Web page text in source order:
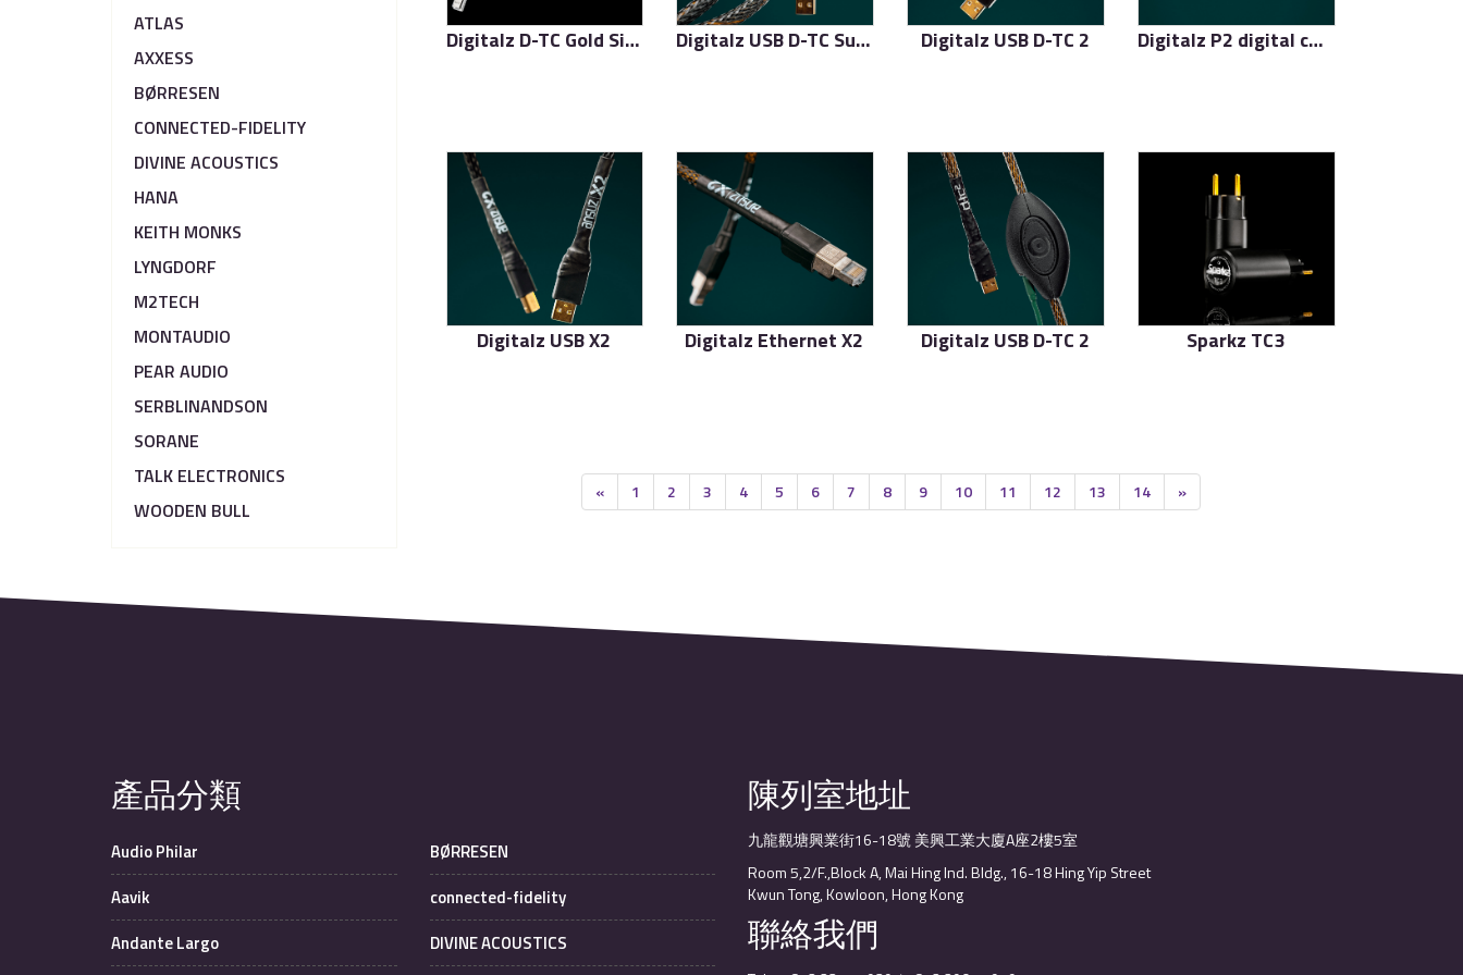
ATLAS
AXXESS
BØRRESEN
CONNECTED-FIDELITY
DIVINE ACOUSTICS
HANA
KEITH MONKS
LYNGDORF
M2TECH
MONTAUDIO
PEAR AUDIO
SERBLINANDSON
SORANE
TALK ELECTRONICS
WOODEN BULL
Digitalz D-TC Gold Signature Digitalz USB D-TC Supreme Digitalz USB D-TC 2 Digitalz P2 digital cable
Digitalz USB X2 Digitalz Ethernet X2 Digitalz USB D-TC 2 Sparkz TC3
« 1 2 3 4 5 6 7 8 9 10 11 12 13 14 »
產品分類
Audio Philar
Aavik
Andante Largo
BØRRESEN
connected-fidelity
DIVINE ACOUSTICS
陳列室地址
九龍觀塘興業街16-18號 美興工業大廈A座2樓5室
Room 5,2/F.,Block A, Mai Hing Ind. Bldg., 16-18 Hing Yip Street
Kwun Tong, Kowloon, Hong Kong
聯絡我們